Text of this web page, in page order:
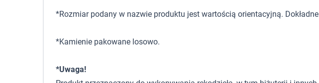
*Rozmiar podany w nazwie produktu jest wartością orientacyjną.
*Kamienie pakowane losowo.
*Uwaga!